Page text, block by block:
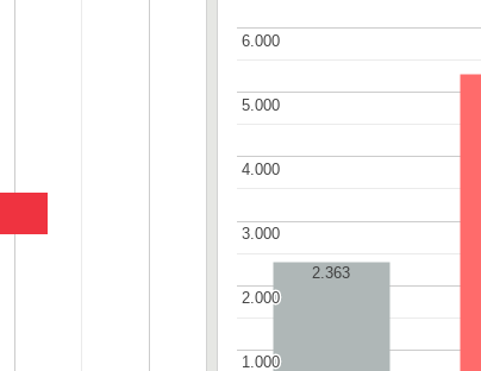
1.000
1.000
2.000
2.000
3.000
3.000
4.000
4.000
5.000
5.000
6.000
6.000
2.363